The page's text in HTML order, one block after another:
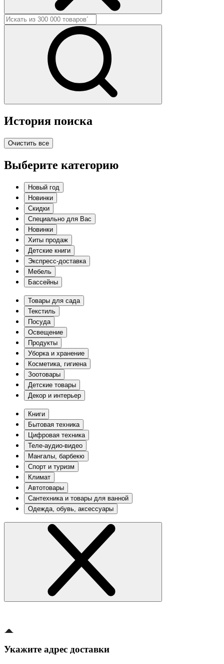
История поиска
Очистить все
Выберите категорию
Новый год
Новинки
Скидки
Специально для Вас
Новинки
Хиты продаж
Детские книги
Экспресс-доставка
Мебель
Бассейны
Товары для сада
Текстиль
Посуда
Освещение
Продукты
Уборка и хранение
Косметика, гигиена
Зоотовары
Детские товары
Декор и интерьер
Книги
Бытовая техника
Цифровая техника
Теле-аудио-видео
Мангалы, барбекю
Спорт и туризм
Климат
Автотовары
Сантехника и товары для ванной
Одежда, обувь, аксессуары
Укажите адрес доставки